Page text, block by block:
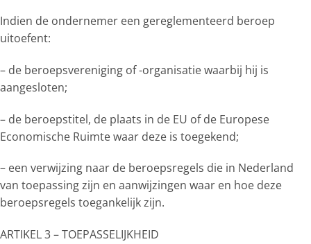
Indien de ondernemer een gereglementeerd beroep
uitoefent:
– de beroepsvereniging of -organisatie waarbij hij is
aangesloten;
– de beroepstitel, de plaats in de EU of de Europese
Economische Ruimte waar deze is toegekend;
– een verwijzing naar de beroepsregels die in Nederland
van toepassing zijn en aanwijzingen waar en hoe deze
beroepsregels toegankelijk zijn.
ARTIKEL 3 – TOEPASSELIJKHEID